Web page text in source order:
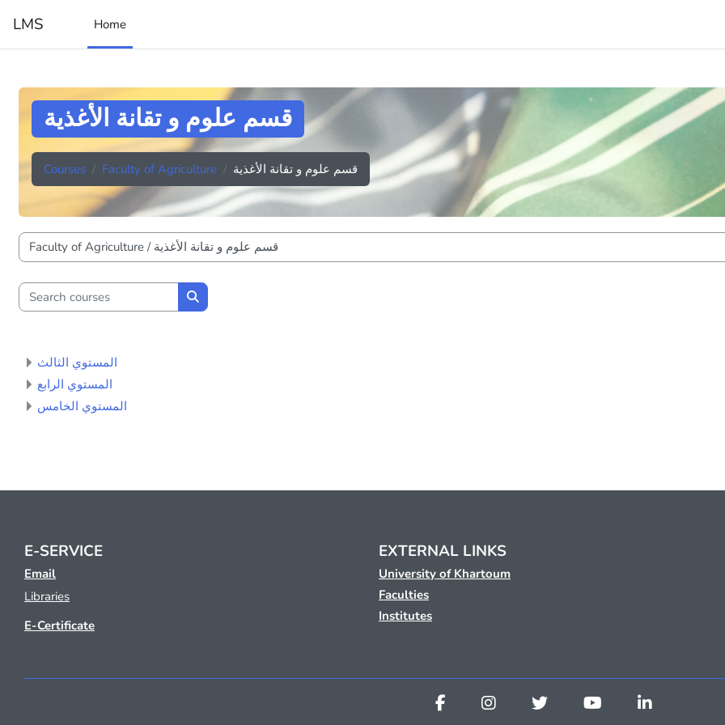
LMS Home
قسم علوم و تقانة الأغذية
Courses Faculty of Agriculture قسم علوم و تقانة الأغذية
Course categories
Search courses
Search courses
المستوي الثالث
المستوي الرابع
المستوي الخامس
E-SERVICE
Email
Libraries
E-Certificate
EXTERNAL LINKS
University of Khartoum
Faculties
Institutes